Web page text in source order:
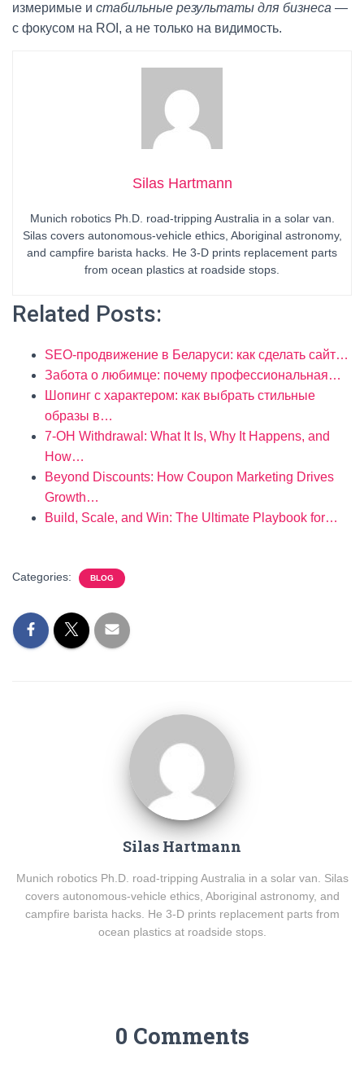
измеримые и стабильные результаты для бизнеса —
с фокусом на ROI, а не только на видимость.
Silas Hartmann
Munich robotics Ph.D. road-tripping Australia in a solar van.
Silas covers autonomous-vehicle ethics, Aboriginal astronomy,
and campfire barista hacks. He 3-D prints replacement parts
from ocean plastics at roadside stops.
Related Posts:
SEO-продвижение в Беларуси: как сделать сайт…
Забота о любимце: почему профессиональная…
Шопинг с характером: как выбрать стильные
образы в…
7‑OH Withdrawal: What It Is, Why It Happens, and
How…
Beyond Discounts: How Coupon Marketing Drives
Growth…
Build, Scale, and Win: The Ultimate Playbook for…
Categories: BLOG
Silas Hartmann
Munich robotics Ph.D. road-tripping Australia in a solar van. Silas
covers autonomous-vehicle ethics, Aboriginal astronomy, and
campfire barista hacks. He 3-D prints replacement parts from
ocean plastics at roadside stops.
0 Comments